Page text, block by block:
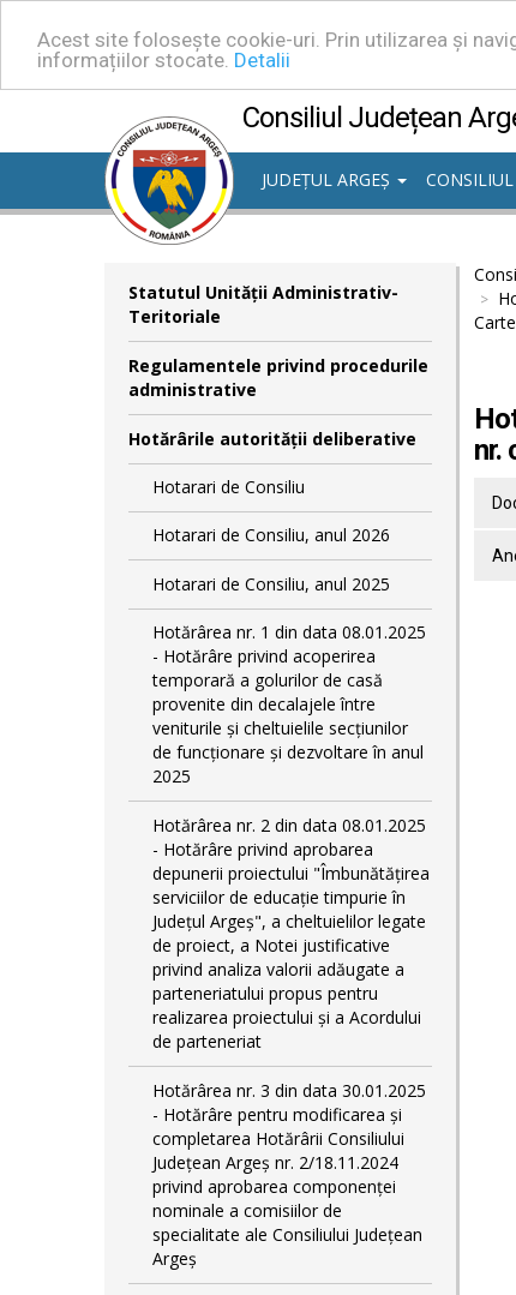
Acest site folosește cookie-uri. Prin utilizarea și
informațiilor stocate. Detalii
Consiliul Județean
JUDEȚUL ARGEȘ
Statutul Unităţii Administrativ-
Teritoriale
Regulamentele privind procedurile
administrative
Hotărârile autorităţii deliberative
Hotarari de Consiliu
Hotarari de Consiliu, anul 2026
Hotarari de Consiliu, anul 2025
Hotărârea nr. 1 din data 08.01.2025
- Hotărâre privind acoperirea
temporară a golurilor de casă
provenite din decalajele între
veniturile și cheltuielile secțiunilor
de funcționare și dezvoltare în anul
2025
Hotărârea nr. 2 din data 08.01.2025
- Hotărâre privind aprobarea
depunerii proiectului "Îmbunătățirea
serviciilor de educație timpurie în
Județul Argeș", a cheltuielilor legate
de proiect, a Notei justificative
privind analiza valorii adăugate a
parteneriatului propus pentru
realizarea proiectului și a Acordului
de parteneriat
Hotărârea nr. 3 din data 30.01.2025
- Hotărâre pentru modificarea și
completarea Hotărârii Consiliului
Județean Argeș nr. 2/18.11.2024
privind aprobarea componenței
nominale a comisiilor de
specialitate ale Consiliului Județean
Argeș
nr.